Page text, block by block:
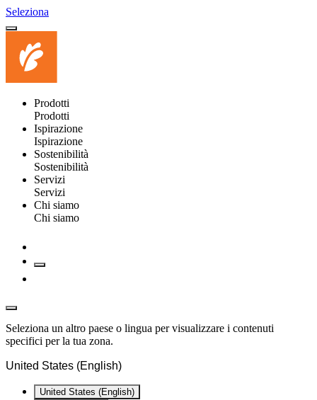
Seleziona
Prodotti
Prodotti
Ispirazione
Ispirazione
Sostenibilità
Sostenibilità
Servizi
Servizi
Chi siamo
Chi siamo
Seleziona un altro paese o lingua per visualizzare i contenuti
specifici per la tua zona.
United States (English)
United States (English)